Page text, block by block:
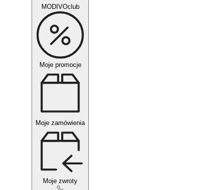
MODIVOclub
Moje promocje
Moje zamówienia
Moje zwroty